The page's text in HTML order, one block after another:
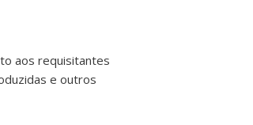
aos requisitantes
e outros